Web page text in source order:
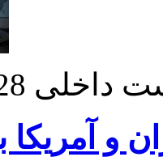
داخلی 28
و